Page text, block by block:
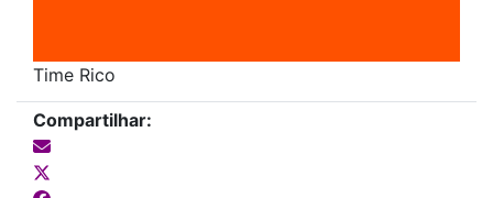
Time Rico
Compartilhar: